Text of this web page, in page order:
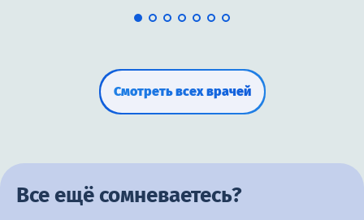
Смотреть всех врачей
Все ещё сомневаетесь?